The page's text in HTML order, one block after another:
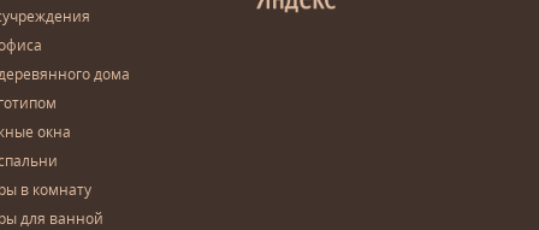
дома
окна
в комнату
для ванной